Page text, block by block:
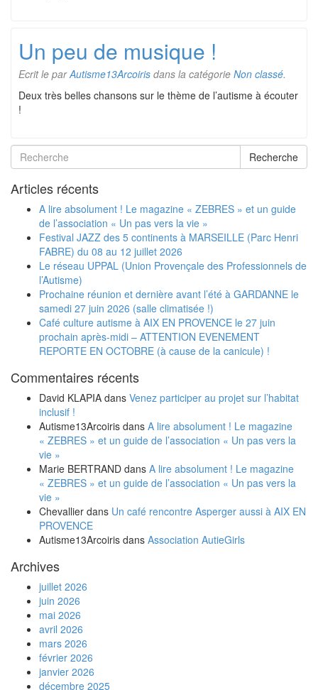
Un peu de musique !
Ecrit le parAutisme13Arcoiris dans la catégorie Non classé.
Deux très belles chansons sur le thème de l’autisme à écouter
!
Recherche
Articles récents
A lire absolument ! Le magazine « ZEBRES » et un guide
de l’association « Un pas vers la vie »
Festival JAZZ des 5 continents à MARSEILLE (Parc Henri
FABRE) du 08 au 12 juillet 2026
Le réseau UPPAL (Union Provençale des Professionnels de
l’Autisme)
Prochaine réunion et dernière avant l’été à GARDANNE le
samedi 27 juin 2026 (salle climatisée !)
Café culture autisme à AIX EN PROVENCE le 27 juin
prochain après-midi – ATTENTION EVENEMENT
REPORTE EN OCTOBRE (à cause de la canicule) !
Commentaires récents
David KLAPIA dans Venez participer au projet sur l’habitat
inclusif !
Autisme13Arcoiris dans A lire absolument ! Le magazine
« ZEBRES » et un guide de l’association « Un pas vers la
vie »
Marie BERTRAND dans A lire absolument ! Le magazine
« ZEBRES » et un guide de l’association « Un pas vers la
vie »
Chevallier dans Un café rencontre Asperger aussi à AIX EN
PROVENCE
Autisme13Arcoiris dans Association AutieGirls
Archives
juillet 2026
juin 2026
mai 2026
avril 2026
mars 2026
février 2026
janvier 2026
décembre 2025